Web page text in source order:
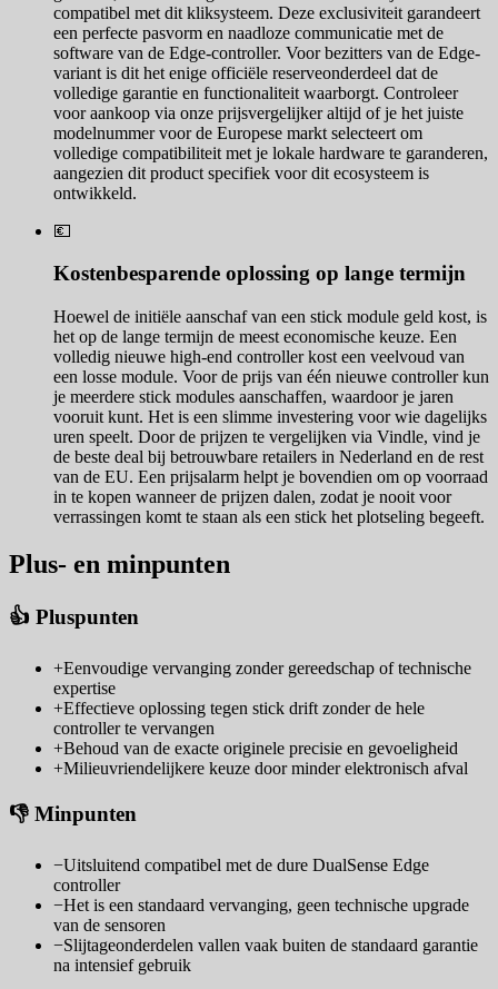
compatibel met dit kliksysteem. Deze exclusiviteit garandeert
een perfecte pasvorm en naadloze communicatie met de
software van de Edge-controller. Voor bezitters van de Edge-
variant is dit het enige officiële reserveonderdeel dat de
volledige garantie en functionaliteit waarborgt. Controleer
voor aankoop via onze prijsvergelijker altijd of je het juiste
modelnummer voor de Europese markt selecteert om
volledige compatibiliteit met je lokale hardware te garanderen,
aangezien dit product specifiek voor dit ecosysteem is
ontwikkeld.
💶
Kostenbesparende oplossing op lange termijn
Hoewel de initiële aanschaf van een stick module geld kost, is
het op de lange termijn de meest economische keuze. Een
volledig nieuwe high-end controller kost een veelvoud van
een losse module. Voor de prijs van één nieuwe controller kun
je meerdere stick modules aanschaffen, waardoor je jaren
vooruit kunt. Het is een slimme investering voor wie dagelijks
uren speelt. Door de prijzen te vergelijken via Vindle, vind je
de beste deal bij betrouwbare retailers in Nederland en de rest
van de EU. Een prijsalarm helpt je bovendien om op voorraad
in te kopen wanneer de prijzen dalen, zodat je nooit voor
verrassingen komt te staan als een stick het plotseling begeeft.
Plus- en minpunten
👍 Pluspunten
+Eenvoudige vervanging zonder gereedschap of technische
expertise
+Effectieve oplossing tegen stick drift zonder de hele
controller te vervangen
+Behoud van de exacte originele precisie en gevoeligheid
+Milieuvriendelijkere keuze door minder elektronisch afval
👎 Minpunten
−Uitsluitend compatibel met de dure DualSense Edge
controller
−Het is een standaard vervanging, geen technische upgrade
van de sensoren
−Slijtageonderdelen vallen vaak buiten de standaard garantie
na intensief gebruik